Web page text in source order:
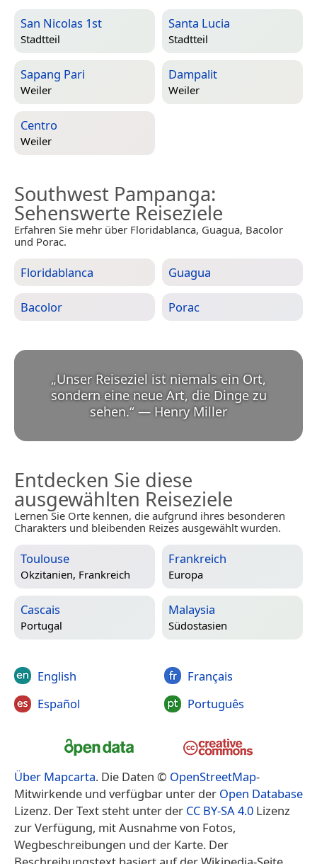
San Nicolas 1st
Stadtteil
Santa Lucia
Stadtteil
Sapang Pari
Weiler
Dampalit
Weiler
Centro
Weiler
Southwest Pampanga:
Sehenswerte Reiseziele
Erfahren Sie mehr über Floridablanca, Guagua, Bacolor
und Porac.
Floridablanca Guagua
Bacolor Porac
„Unser Reiseziel ist niemals ein Ort,
sondern eine neue Art, die Dinge zu
sehen.“ — Henry Miller
Entdecken Sie diese
ausgewählten Reiseziele
Lernen Sie Orte kennen, die aufgrund ihres besonderen
Charakters und bleibenden Reizes ausgewählt wurden.
Toulouse
Okzitanien, Frankreich
Frankreich
Europa
Cascais
Portugal
Malaysia
Südostasien
English
Español
Français
Português
Über Mapcarta. Die Daten © OpenStreetMap-
Mitwirkende und verfügbar unter der Open Database
Lizenz. Der Text steht unter der CC BY-SA 4.0 Lizenz
zur Verfügung, mit Ausnahme von Fotos,
Wegbeschreibungen und der Karte. Der